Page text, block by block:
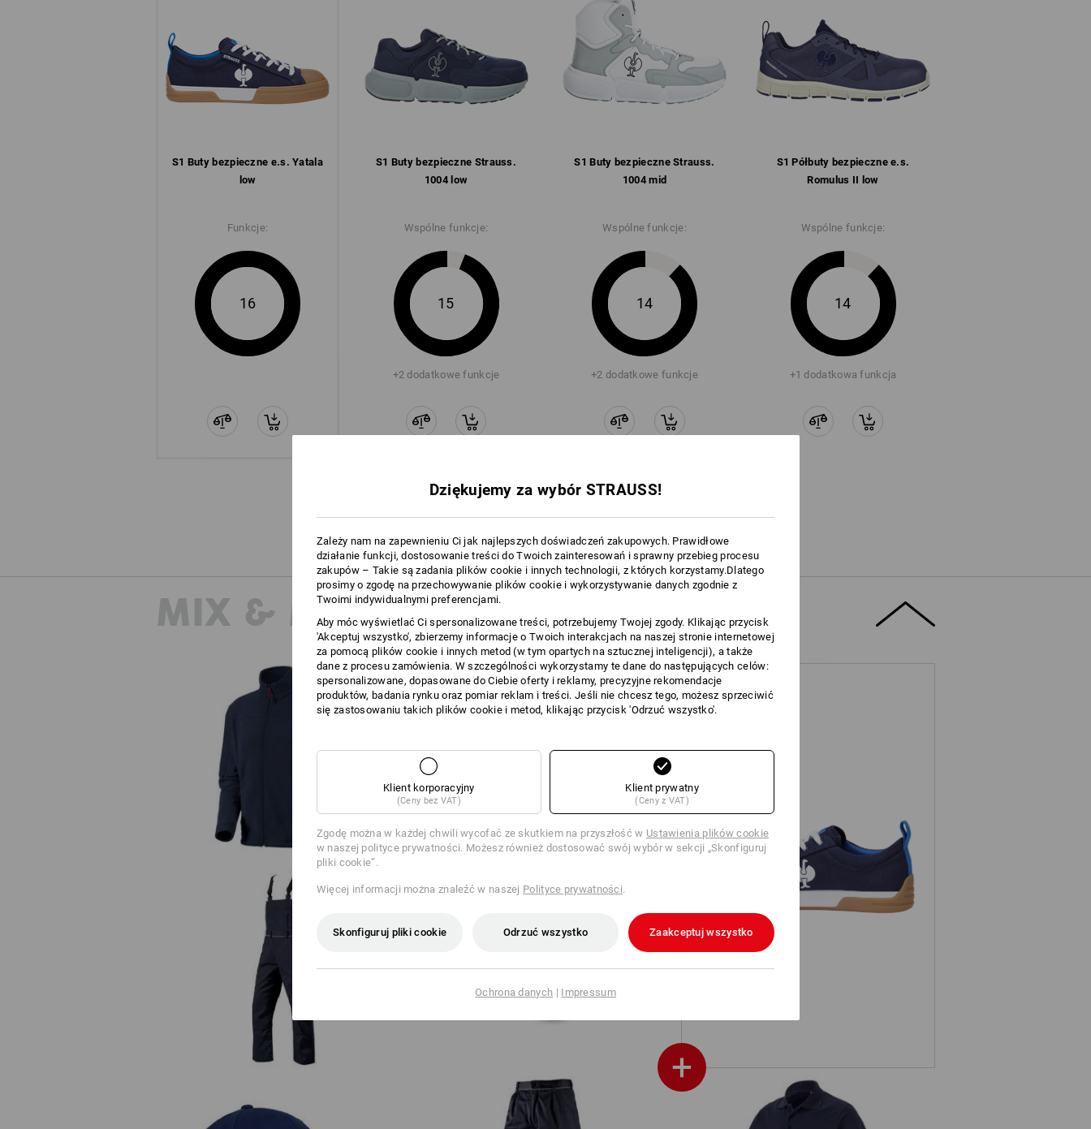
bez elementów skórzanych
język i kołnierz z komfortową wyściółką
oddychająca wyściółka wewnętrzna z siatki mesh ze wzmocnieniem
z mikrowłókien na pięcie
wyjmowana wkładka obejmująca całą powierzchnię stopy
antypoślizgowa podeszwa z komfortową amortyzacją wykonana z gumy
i tworzywa Phylon, zgodna z SR, antystatyczna i odporna na paliwa (FO)
S1 Buty bezpieczne e.s. Yatala
low
Funkcje:
16
S1 Buty bezpieczne Strauss.​
1004 low
S1 Buty bezpieczne Strauss.​
1004 mid
S1 Półbuty bezpieczne e.s.
Romulus II low
Wspólne funkcje:
15
+2 dodatkowe funkcje
Wspólne funkcje:
14
+2 dodatkowe funkcje
Wspólne funkcje:
14
+1 dodatkowa funkcja
MIX & MATCH
S1 Buty bezpieczne e.s. Yatala low
+
Kurtka polarowa e.s.classic
Ogrodniczki e.s.classic Czapka z daszkiem e.s.motion
Dziękujemy za wybór STRAUSS!
Zależy nam na zapewnieniu Ci jak najlepszych doświadczeń zakupowych. Prawidłowe
działanie funkcji, dostosowanie treści do Twoich zainteresowań i sprawny przebieg procesu
zakupów – Takie są zadania plików cookie i innych technologii, z których korzystamy.Dlatego
prosimy o zgodę na przechowywanie plików cookie i wykorzystywanie danych zgodnie z
Twoimi indywidualnymi preferencjami.
Aby móc wyświetlać Ci spersonalizowane treści, potrzebujemy Twojej zgody. Klikając przycisk
'Akceptuj wszystko', zbierzemy informacje o Twoich interakcjach na naszej stronie internetowej
za pomocą plików cookie i innych metod (w tym opartych na sztucznej inteligencji), a także
dane z procesu zamówienia. W szczególności wykorzystamy te dane do następujących celów:
spersonalizowane, dopasowane do Ciebie oferty i reklamy, precyzyjne rekomendacje
produktów, badania rynku oraz pomiar reklam i treści. Jeśli nie chcesz tego, możesz sprzeciwić
się zastosowaniu takich plików cookie i metod, klikając przycisk 'Odrzuć wszystko'.
Klient korporacyjny
(Ceny bez VAT)
Klient prywatny
(Ceny z VAT)
Zgodę można w każdej chwili wycofać ze skutkiem na przyszłość w Ustawienia plików cookie
w naszej polityce prywatności. Możesz również dostosować swój wybór w sekcji „Skonfiguruj
pliki cookie”.
Więcej informacji można znaleźć w naszej Polityce prywatności.
Skonfiguruj pliki cookie Odrzuć wszystko Zaakceptuj wszystko
Ochrona danych | Impressum